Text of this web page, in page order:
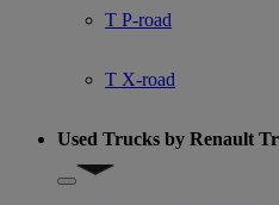
T P-road
T X-road
Used Trucks by Renault
Show submenu for Used